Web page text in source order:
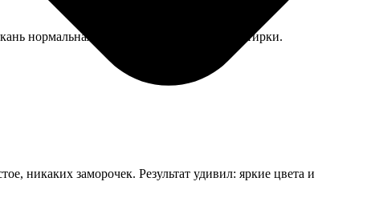
нормальная, рисунок не липнет после стирки.
никаких заморочек. Результат удивил: яркие цвета и